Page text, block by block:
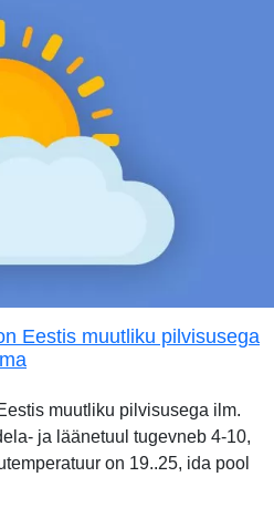
Eestis muutliku pilvisusega
muutliku pilvisusega ilm.
ja läänetuul tugevneb 4-10,
on 19..25, ida pool